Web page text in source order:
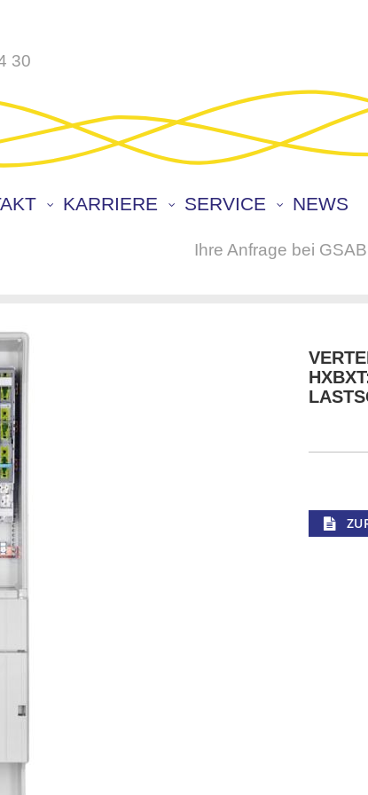
30
KARRIERE SERVICE NEWS
Ihre Anfrage bei GSAB